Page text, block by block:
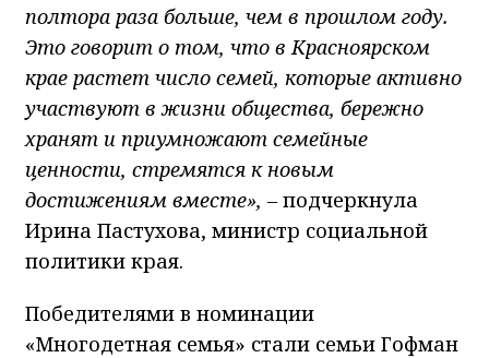
полтора раза больше, чем в прошлом году.
Это говорит о том, что в Красноярском
крае растет число семей, которые активно
участвуют в жизни общества, бережно
хранят и приумножают семейные
ценности, стремятся к новым
достижениям вместе», –подчеркнула
Ирина Пастухова, министр социальной
политики края.
Победителями в номинации
«Многодетная семья» стали семьи Гофман